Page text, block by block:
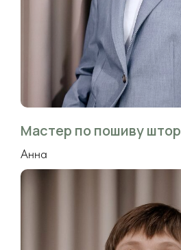
Мастер по пошиву штор
Анна